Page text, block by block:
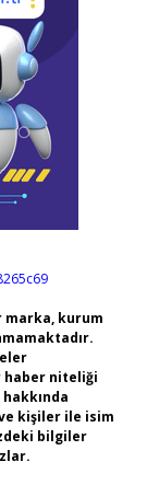
kurum
haber niteliği
kişiler ile isim
bilgiler